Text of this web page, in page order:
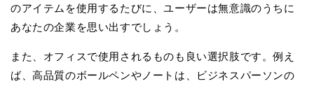
のアイテムを使用するたびに、ユーザーは無意識のうちに
あなたの企業を思い出すでしょう。
また、オフィスで使用されるものも良い選択肢です。例え
ば、高品質のボールペンやノートは、ビジネスパーソンの